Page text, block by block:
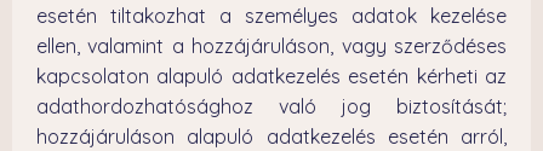
esetén tiltakozhat a személyes adatok kezelése
ellen, valamint a hozzájáruláson, vagy szerződéses
kapcsolaton alapuló adatkezelés esetén kérheti az
adathordozhatósághoz való jog biztosítását;
hozzájáruláson alapuló adatkezelés esetén arról,